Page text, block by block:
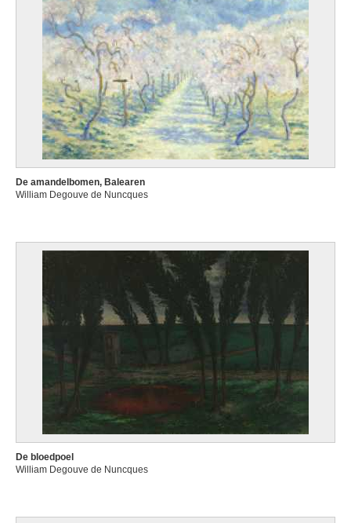
De amandelbomen, Balearen
William Degouve de Nuncques
De bloedpoel
William Degouve de Nuncques